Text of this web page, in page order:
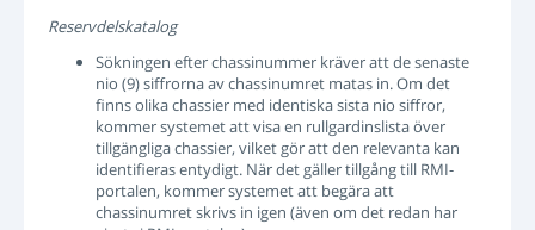
Reservdelskatalog
Sökningen efter chassinummer kräver att de senaste
nio (9) siffrorna av chassinumret matas in. Om det
finns olika chassier med identiska sista nio siffror,
kommer systemet att visa en rullgardinslista över
tillgängliga chassier, vilket gör att den relevanta kan
identifieras entydigt. När det gäller tillgång till RMI-
portalen, kommer systemet att begära att
chassinumret skrivs in igen (även om det redan har